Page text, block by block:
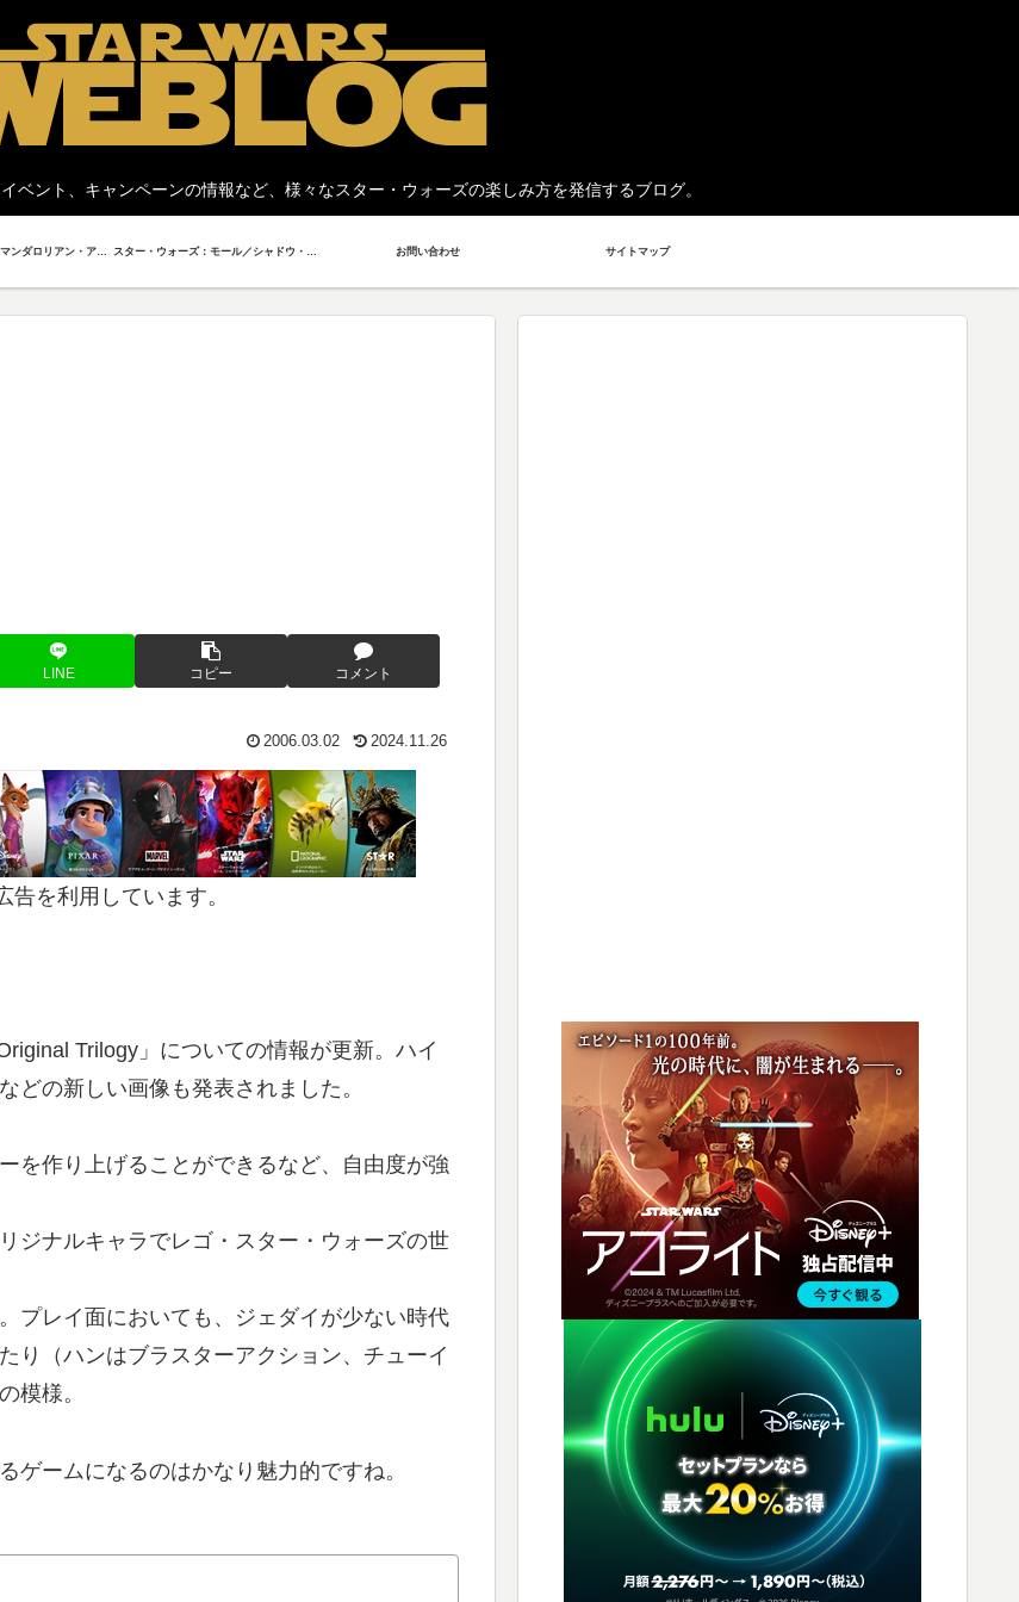
ベント、キャンペーンの情報など、様々なスター・ウォーズの楽しみ方を発信するブログ。
お問い合わせ サイトマップ
LINE コピー コメント
2006.03.02 2024.11.26
を利用しています。
Trilogy」についての情報が更新。ハイ
どの新しい画像も発表されました。
を作り上げることができるなど、自由度が強
ジナルキャラでレゴ・スター・ウォーズの世
プレイ面においても、ジェダイが少ない時代
り（ハンはブラスターアクション、チューイ
模様。
ームになるのはかなり魅力的ですね。